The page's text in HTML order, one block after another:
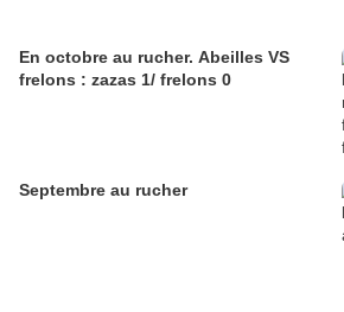
En octobre au rucher. Abeilles VS
frelons : zazas 1/ frelons 0
Septembre au rucher